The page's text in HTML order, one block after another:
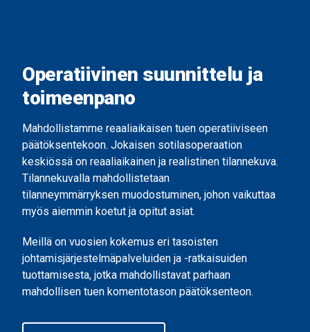
Operatiivinen suunnittelu ja
toimeenpano
Mahdollistamme reaaliaikaisen tuen operatiiviseen
päätöksentekoon. Jokaisen sotilasoperaation
keskiössä on reaaliaikainen ja realistinen tilannekuva.
Tilannekuvalla mahdollistetaan
tilanneymmärryksen muodostuminen, johon vaikuttaa
myös aiemmin koetut ja opitut asiat.
Meillä on vuosien kokemus eri tasoisten
johtamisjärjestelmäpalveluiden ja -ratkaisuiden
tuottamisesta, jotka mahdollistavat parhaan
mahdollisen tuen komentotason päätöksenteon.